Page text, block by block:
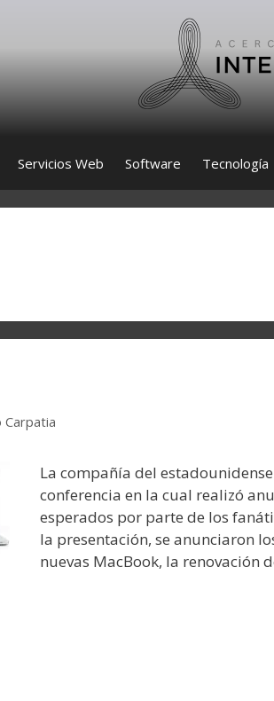
Servicios Web Software Tecnología
Carpatia
La compañía del
conferencia en la cual realizó
esperados por parte de los
la presentación, se anunciaron
nuevas MacBook, la renovación